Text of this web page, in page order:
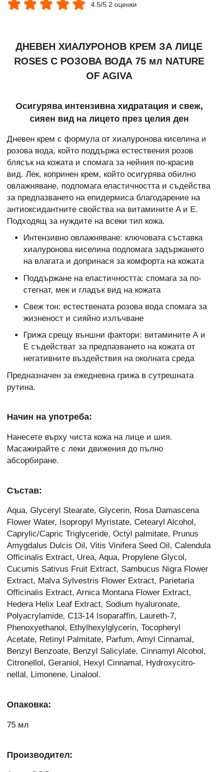
4.5/5 2 оценки
ДНЕВЕН ХИАЛУРОНОВ КРЕМ ЗА ЛИЦЕ
ROSES С РОЗОВА ВОДА 75 мл NATURE
OF AGIVA
Осигурява интензивна хидратация и свеж,
сияен вид на лицето през целия ден
Дневен крем с формула от хиалуронова киселина и
розова вода, който поддържа естествения розов
блясък на кожата и спомага за нейния по-красив
вид. Лек, копринен крем, който осигурява обилно
овлажняване, подпомага еластичността и съдейства
за предпазването на епидермиса благодарение на
антиоксидантните свойства на витамините A и E.
Подходящ за нуждите на всеки тип кожа.
Интензивно овлажняване: ключовата съставка
хиалуронова киселина подпомага задържането
на влагата и допринася за комфорта на кожата
Поддържане на еластичността: спомага за по-
стегнат, мек и гладък вид на кожата
Свеж тон: естествената розова вода спомага за
жизненост и сияйно излъчване
Грижа срещу външни фактори: витамините А и
Е съдействат за предпазването на кожата от
негативните въздействия на околната среда
Предназначен за ежедневна грижа в сутрешната
рутина.
Начин на употреба:
Нанесете върху чиста кожа на лице и шия.
Масажирайте с леки движения до пълно
абсорбиране.
Състав:
Aqua, Glyceryl Stearate, Glycerin, Rosa Damascena
Flower Water, Isopropyl Myristate, Cetearyl Alcohol,
Caprylic/Capric Triglyceride, Octyl palmitate, Prunus
Amygdalus Dulcis Oil, Vitis Vinifera Seed Oil, Calendula
Officinalis Extract, Urea, Aqua, Propylene Glycol,
Cucumis Sativus Fruit Extract, Sambucus Nigra Flower
Extract, Malva Sylvestris Flower Extract, Parietaria
Officinalis Extract, Arnica Montana Flower Extract,
Hedera Helix Leaf Extract, Sodium hyaluronate,
Polyacrylamide, C13-14 Isoparaffin, Laureth-7,
Phenoxyethanol, Ethylhexylglycerin, Tocopheryl
Acetate, Retinyl Palmitate, Parfum, Amyl Cinnamal,
Benzyl Benzoate, Benzyl Salicylate, Cinnamyl Alcohol,
Citronellol, Geraniol, Hexyl Cinnamal, Hydroxycitro-
nellal, Limonene, Linalool.
Опаковка:
75 мл
Производител: